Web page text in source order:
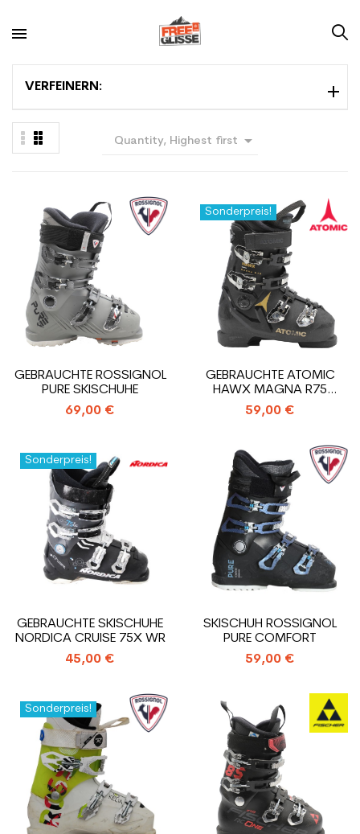
VERFEINERN:
Quantity, Highest first 
GEBRAUCHTE ROSSIGNOL
PURE SKISCHUHE
69,00 €
GEBRAUCHTE ATOMIC
HAWX MAGNA R75
SKISCHUHE
59,00 €
Sonderpreis!
GEBRAUCHTE SKISCHUHE
NORDICA CRUISE 75X WR
45,00 €
Sonderpreis!
SKISCHUH ROSSIGNOL
PURE COMFORT
59,00 €
Sonderpreis!